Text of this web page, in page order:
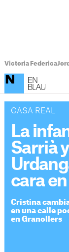
Victoria Federica
CASA REAL
La
Sarrià
cara
Cristina
en una calle
en Granollers